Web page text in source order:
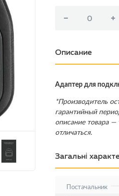
Описание
Адаптер для
*Производитель
гарантийный
описание товара —
отличаться.
Загальні
Постачальник